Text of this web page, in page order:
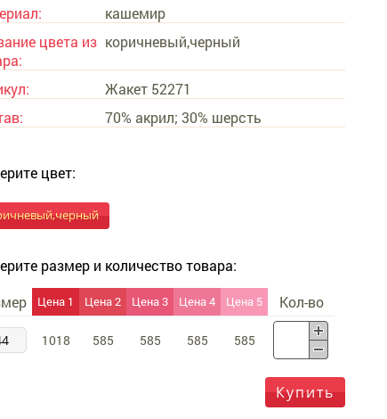
кашемир
цвета из коричневый,черный
Жакет 52271
70% акрил; 30% шерсть
цвет:
размер и количество товара:
Цена 1 Цена 2 Цена 3 Цена 4 Цена 5 Кол-во
1018 585 585 585 585
Купить